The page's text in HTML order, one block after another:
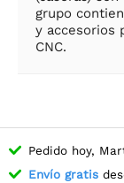
grupo
y accesorios
CNC.
Pedido hoy,
Envío gratis